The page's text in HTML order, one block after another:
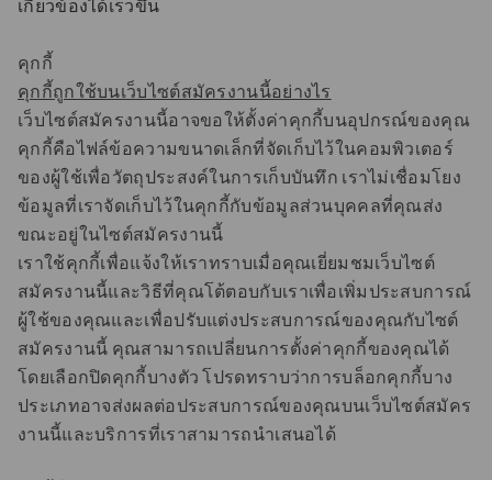
เกี่ยวข้องได้เร็วขึ้น
คุกกี้
คุกกี้ถูกใช้บนเว็บไซต์สมัครงานนี้อย่างไร
เว็บไซต์สมัครงานนี้อาจขอให้ตั้งค่าคุกกี้บนอุปกรณ์ของคุณ
คุกกี้คือไฟล์ข้อความขนาดเล็กที่จัดเก็บไว้ในคอมพิวเตอร์
ของผู้ใช้เพื่อวัตถุประสงค์ในการเก็บบันทึก เราไม่เชื่อมโยง
ข้อมูลที่เราจัดเก็บไว้ในคุกกี้กับข้อมูลส่วนบุคคลที่คุณส่ง
ขณะอยู่ในไซต์สมัครงานนี้
เราใช้คุกกี้เพื่อแจ้งให้เราทราบเมื่อคุณเยี่ยมชมเว็บไซต์
สมัครงานนี้และวิธีที่คุณโต้ตอบกับเราเพื่อเพิ่มประสบการณ์
ผู้ใช้ของคุณและเพื่อปรับแต่งประสบการณ์ของคุณกับไซต์
สมัครงานนี้ คุณสามารถเปลี่ยนการตั้งค่าคุกกี้ของคุณได้
โดยเลือกปิดคุกกี้บางตัว โปรดทราบว่าการบล็อกคุกกี้บาง
ประเภทอาจส่งผลต่อประสบการณ์ของคุณบนเว็บไซต์สมัคร
งานนี้และบริการที่เราสามารถนําเสนอได้